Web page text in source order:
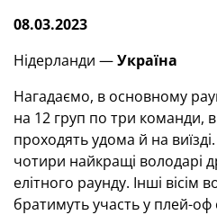
08.03.2023
Нідерланди —Україна
Нагадаємо, в основному
на 12 груп по три команди,
проходять удома й на
чотири найкращі володарі
елітного раунду. Інші вісім
братимуть участь у плей-